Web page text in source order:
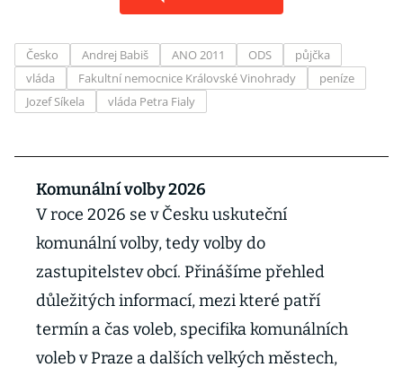
Česko Andrej Babiš ANO 2011 ODS
půjčka
vláda
Fakultní nemocnice Královské Vinohrady
peníze
Jozef Síkela
vláda Petra Fialy
Komunální volby 2026
V roce 2026 se v Česku uskuteční
komunální volby, tedy volby do
zastupitelstev obcí. Přinášíme přehled
důležitých informací, mezi které patří
termín a čas voleb, specifika komunálních
voleb v Praze a dalších velkých městech,